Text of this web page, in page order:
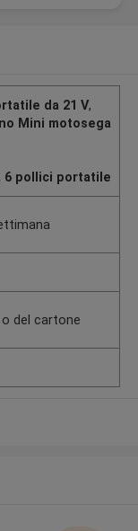
da 21 V,
Mini motosega
6 pollici portatile
del cartone